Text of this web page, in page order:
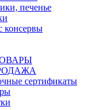
печенье
консервы
сертификаты